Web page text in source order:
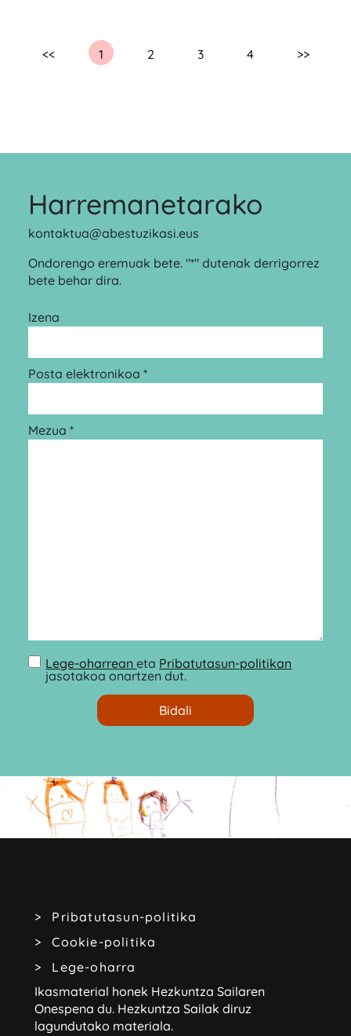
<< 1 2 3 4 >>
Harremanetarako
kontaktua@abestuzikasi.eus
Ondorengo eremuak bete. "*" dutenak derrigorrez
bete behar dira.
Izena
Posta elektronikoa *
Mezua *
Lege-oharreaneta Pribatutasun-politikan
jasotakoa onartzen dut.
Pribatutasun-politika
Cookie-politika
Lege-oharra
Ikasmaterial honek Hezkuntza Sailaren
Onespena du. Hezkuntza Sailak diruz
lagundutako materiala.